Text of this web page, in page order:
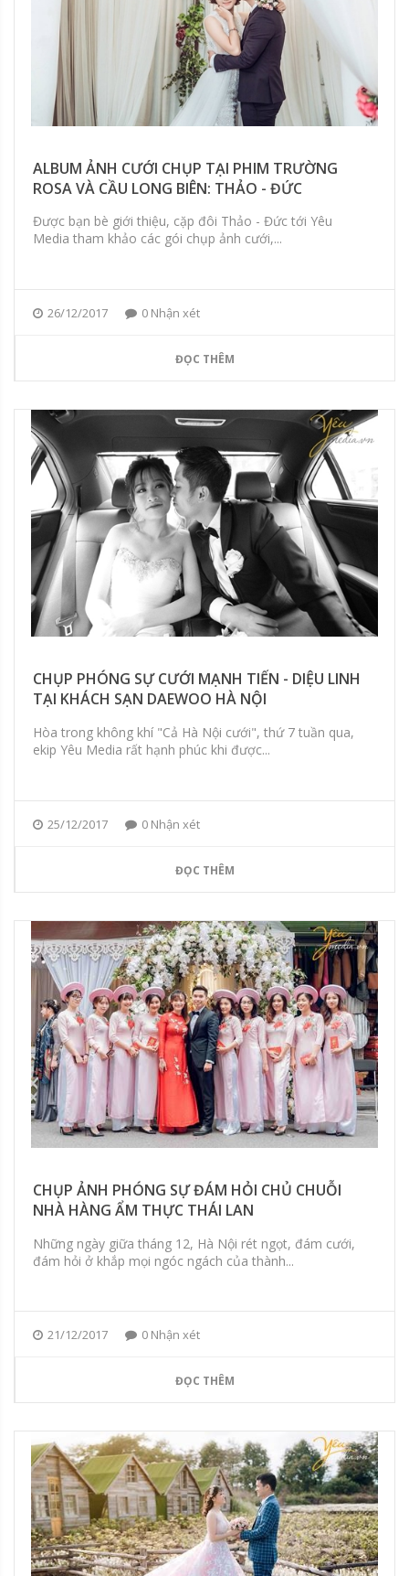
ALBUM ẢNH CƯỚI CHỤP TẠI PHIM TRƯỜNG
ROSA VÀ CẦU LONG BIÊN: THẢO - ĐỨC
Được bạn bè giới thiệu, cặp đôi Thảo - Đức tới Yêu
Media tham khảo các gói chụp ảnh cưới,...
26/12/2017 0 Nhận xét
ĐỌC THÊM
CHỤP PHÓNG SỰ CƯỚI MẠNH TIẾN - DIỆU LINH
TẠI KHÁCH SẠN DAEWOO HÀ NỘI
Hòa trong không khí "Cả Hà Nội cưới", thứ 7 tuần qua,
ekip Yêu Media rất hạnh phúc khi được...
25/12/2017 0 Nhận xét
ĐỌC THÊM
CHỤP ẢNH PHÓNG SỰ ĐÁM HỎI CHỦ CHUỖI
NHÀ HÀNG ẨM THỰC THÁI LAN
Những ngày giữa tháng 12, Hà Nội rét ngọt, đám cưới,
đám hỏi ở khắp mọi ngóc ngách của thành...
21/12/2017 0 Nhận xét
ĐỌC THÊM